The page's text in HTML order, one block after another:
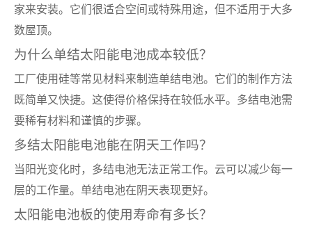
家来安装。它们很适合空间或特殊用途，但不适用于大多
数屋顶。
为什么单结太阳能电池成本较低？
工厂使用硅等常见材料来制造单结电池。它们的制作方法
既简单又快捷。这使得价格保持在较低水平。多结电池需
要稀有材料和谨慎的步骤。
多结太阳能电池能在阴天工作吗？
当阳光变化时，多结电池无法正常工作。云可以减少每一
层的工作量。单结电池在阴天表现更好。
太阳能电池板的使用寿命有多长？